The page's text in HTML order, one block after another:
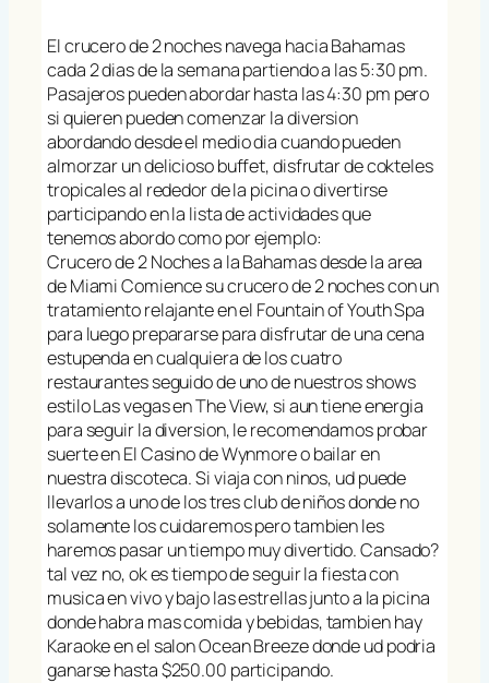
El crucero de 2 noches navega hacia Bahamas
cada 2 dias de la semana partiendo a las 5:30 pm.
Pasajeros pueden abordar hasta las 4:30 pm pero
si quieren pueden comenzar la diversion
abordando desde el medio dia cuando pueden
almorzar un delicioso buffet, disfrutar de cokteles
tropicales al rededor de la picina o divertirse
participando en la lista de actividades que
tenemos abordo como por ejemplo:
Crucero de 2 Noches a la Bahamas desde la area
de Miami Comience su crucero de 2 noches con un
tratamiento relajante en el Fountain of Youth Spa
para luego prepararse para disfrutar de una cena
estupenda en cualquiera de los cuatro
restaurantes seguido de uno de nuestros shows
estilo Las vegas en The View, si aun tiene energia
para seguir la diversion, le recomendamos probar
suerte en El Casino de Wynmore o bailar en
nuestra discoteca. Si viaja con ninos, ud puede
llevarlos a uno de los tres club de niños donde no
solamente los cuidaremos pero tambien les
haremos pasar un tiempo muy divertido. Cansado?
tal vez no, ok es tiempo de seguir la fiesta con
musica en vivo y bajo las estrellas junto a la picina
donde habra mas comida y bebidas, tambien hay
Karaoke en el salon Ocean Breeze donde ud podria
ganarse hasta $250.00 participando.